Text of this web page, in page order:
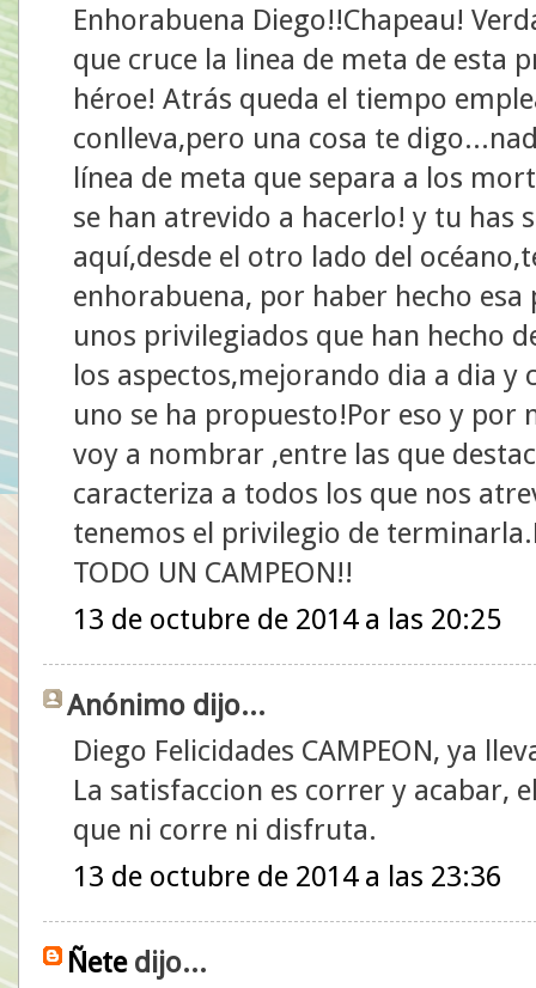
Enhorabuena Diego!!Chapeau!
que cruce la linea de meta de esta
héroe! Atrás queda el tiempo
conlleva,pero una cosa te
línea de meta que separa a los
se han atrevido a hacerlo! y tu has
aquí,desde el otro lado del
enhorabuena, por haber hecho esa
unos privilegiados que han hecho
los aspectos,mejorando dia a dia y
uno se ha propuesto!Por eso y
voy a nombrar ,entre las que
caracteriza a todos los que nos
tenemos el privilegio de
TODO UN CAMPEON!!
13 de octubre de 2014 a las 20:25
Anónimo dijo...
Diego Felicidades CAMPEON, ya
La satisfaccion es correr y acabar,
que ni corre ni disfruta.
13 de octubre de 2014 a las 23:36
Ñetedijo...